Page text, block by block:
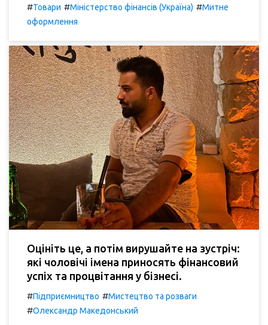
#Товари #Міністерство фінансів (Україна) #Митне
оформлення
Оцініть це, а потім вирушайте на зустріч:
які чоловічі імена приносять фінансовий
успіх та процвітання у бізнесі.
#Підприємництво #Мистецтво та розваги
#Олександр Македонський